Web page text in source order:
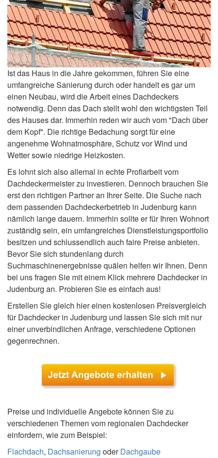
Ist das Haus in die Jahre gekommen, führen Sie eine
umfangreiche Sanierung durch oder handelt es gar um
einen Neubau, wird die Arbeit eines Dachdeckers
notwendig. Denn das Dach stellt wohl den wichtigsten Teil
des Hauses dar. Immerhin reden wir auch vom "Dach über
dem Kopf". Die richtige Bedachung sorgt für eine
angenehme Wohnatmosphäre, Schutz vor Wind und
Wetter sowie niedrige Heizkosten.
Es lohnt sich also allemal in echte Profiarbeit vom
Dachdeckermeister zu investieren. Dennoch brauchen Sie
erst den richtigen Partner an Ihrer Seite. Die Suche nach
dem passenden Dachdeckerbetrieb in Judenburg kann
nämlich lange dauern. Immerhin sollte er für Ihren Wohnort
zuständig sein, ein umfangreiches Dienstleistungsportfolio
besitzen und schlussendlich auch faire Preise anbieten.
Bevor Sie sich stundenlang durch
Suchmaschinenergebnisse quälen helfen wir Ihnen. Denn
bei uns fragen Sie mit einem Klick mehrere Dachdecker in
Judenburg an. Probieren Sie es einfach aus!
Erstellen Sie gleich hier einen kostenlosen Preisvergleich
für Dachdecker in Judenburg und lassen Sie sich mit nur
einer unverbindlichen Anfrage, verschiedene Optionen
gegenrechnen.
Preise und individuelle Angebote können Sie zu
verschiedenen Themen vom regionalen Dachdecker
einfordern, wie zum Beispiel:
Flachdach, Dachsanierung oderDachgaube